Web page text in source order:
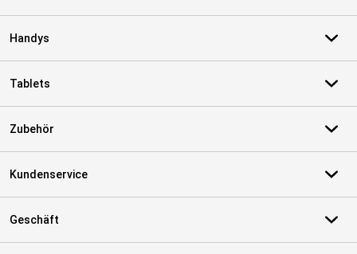
Handys
Tablets
Zubehör
Kundenservice
Geschäft